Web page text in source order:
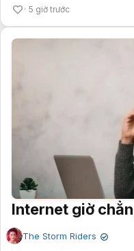
5 giờ trước
Internet giờ
The Storm Riders ✔